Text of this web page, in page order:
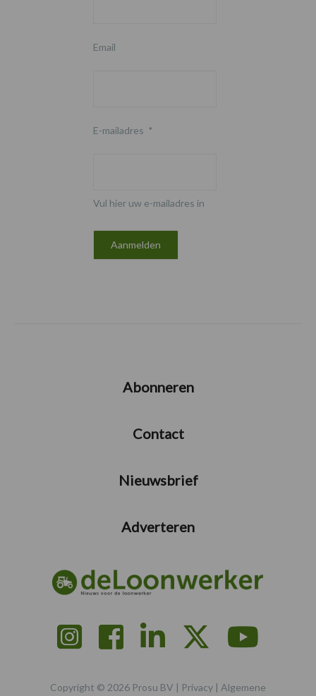
Email
E-mailadres *
Vul hier uw e-mailadres in
Abonneren
Contact
Nieuwsbrief
Adverteren
Copyright © 2026 Prosu BV | Privacy | Algemene